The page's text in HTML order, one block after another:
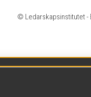
© Ledarskapsinstitutet -